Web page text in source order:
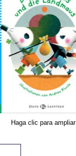
Haga clic para ampliar